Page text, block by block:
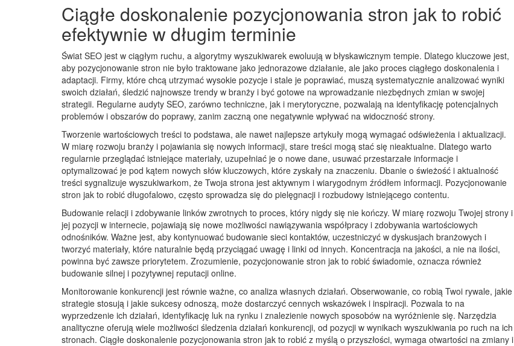
Ciągłe doskonalenie pozycjonowania stron jak to robić
efektywnie w długim terminie
Świat SEO jest w ciągłym ruchu, a algorytmy wyszukiwarek ewoluują w błyskawicznym tempie. Dlatego kluczowe jest,
aby pozycjonowanie stron nie było traktowane jako jednorazowe działanie, ale jako proces ciągłego doskonalenia i
adaptacji. Firmy, które chcą utrzymać wysokie pozycje i stale je poprawiać, muszą systematycznie analizować wyniki
swoich działań, śledzić najnowsze trendy w branży i być gotowe na wprowadzanie niezbędnych zmian w swojej
strategii. Regularne audyty SEO, zarówno techniczne, jak i merytoryczne, pozwalają na identyfikację potencjalnych
problemów i obszarów do poprawy, zanim zaczną one negatywnie wpływać na widoczność strony.
Tworzenie wartościowych treści to podstawa, ale nawet najlepsze artykuły mogą wymagać odświeżenia i aktualizacji.
W miarę rozwoju branży i pojawiania się nowych informacji, stare treści mogą stać się nieaktualne. Dlatego warto
regularnie przeglądać istniejące materiały, uzupełniać je o nowe dane, usuwać przestarzałe informacje i
optymalizować je pod kątem nowych słów kluczowych, które zyskały na znaczeniu. Dbanie o świeżość i aktualność
treści sygnalizuje wyszukiwarkom, że Twoja strona jest aktywnym i wiarygodnym źródłem informacji. Pozycjonowanie
stron jak to robić długofalowo, często sprowadza się do pielęgnacji i rozbudowy istniejącego contentu.
Budowanie relacji i zdobywanie linków zwrotnych to proces, który nigdy się nie kończy. W miarę rozwoju Twojej strony i
jej pozycji w internecie, pojawiają się nowe możliwości nawiązywania współpracy i zdobywania wartościowych
odnośników. Ważne jest, aby kontynuować budowanie sieci kontaktów, uczestniczyć w dyskusjach branżowych i
tworzyć materiały, które naturalnie będą przyciągać uwagę i linki od innych. Koncentracja na jakości, a nie na ilości,
powinna być zawsze priorytetem. Zrozumienie, pozycjonowanie stron jak to robić świadomie, oznacza również
budowanie silnej i pozytywnej reputacji online.
Monitorowanie konkurencji jest równie ważne, co analiza własnych działań. Obserwowanie, co robią Twoi rywale, jakie
strategie stosują i jakie sukcesy odnoszą, może dostarczyć cennych wskazówek i inspiracji. Pozwala to na
wyprzedzenie ich działań, identyfikację luk na rynku i znalezienie nowych sposobów na wyróżnienie się. Narzędzia
analityczne oferują wiele możliwości śledzenia działań konkurencji, od pozycji w wynikach wyszukiwania po ruch na ich
stronach. Ciągłe doskonalenie pozycjonowania stron jak to robić z myślą o przyszłości, wymaga otwartości na zmiany i